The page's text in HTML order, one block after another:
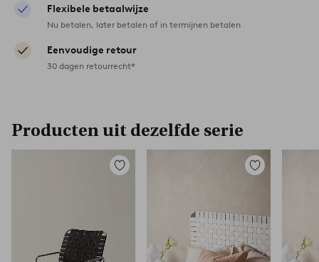
Flexibele betaalwijze
Nu betalen, later betalen of in termijnen betalen
Eenvoudige retour
30 dagen retourrecht*
Producten uit dezelfde serie
Toevoegen
Toevoegen